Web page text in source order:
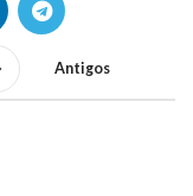
Antigos